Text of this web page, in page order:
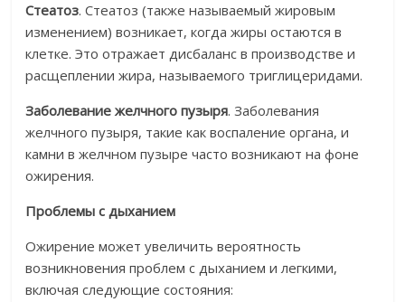
Стеатоз. Стеатоз (также называемый жировым
изменением) возникает, когда жиры остаются в
клетке. Это отражает дисбаланс в производстве и
расщеплении жира, называемого триглицеридами.
Заболевание желчного пузыря. Заболевания
желчного пузыря, такие как воспаление органа, и
камни в желчном пузыре часто возникают на фоне
ожирения.
Проблемы с дыханием
Ожирение может увеличить вероятность
возникновения проблем с дыханием и легкими,
включая следующие состояния: